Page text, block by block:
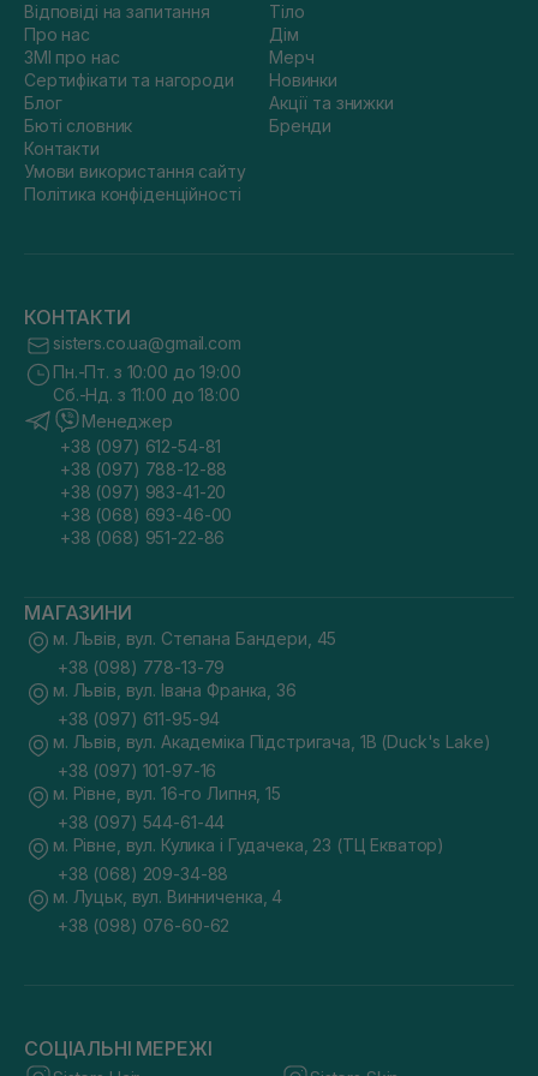
Відповіді на запитання
Про нас
ЗМІ про нас
Сертифікати та нагороди
Блог
Бюті словник
Контакти
Умови використання сайту
Політика конфіденційності
Тіло
Дім
Мерч
Новинки
Акції та знижки
Бренди
КОНТАКТИ
sisters.co.ua@gmail.com
Пн.-Пт. з 10:00 до 19:00
Сб.-Нд. з 11:00 до 18:00
Менеджер
+38 (097) 612-54-81
+38 (097) 788-12-88
+38 (097) 983-41-20
+38 (068) 693-46-00
+38 (068) 951-22-86
МАГАЗИНИ
м. Львів, вул. Степана Бандери, 45
+38 (098) 778-13-79
м. Львів, вул. Івана Франка, 36
+38 (097) 611-95-94
м. Львів, вул. Академіка Підстригача, 1В (Duck's Lake)
+38 (097) 101-97-16
м. Рівне, вул. 16-го Липня, 15
+38 (097) 544-61-44
м. Рівне, вул. Кулика і Гудачека, 23 (ТЦ Екватор)
+38 (068) 209-34-88
м. Луцьк, вул. Винниченка, 4
+38 (098) 076-60-62
СОЦІАЛЬНІ МЕРЕЖІ